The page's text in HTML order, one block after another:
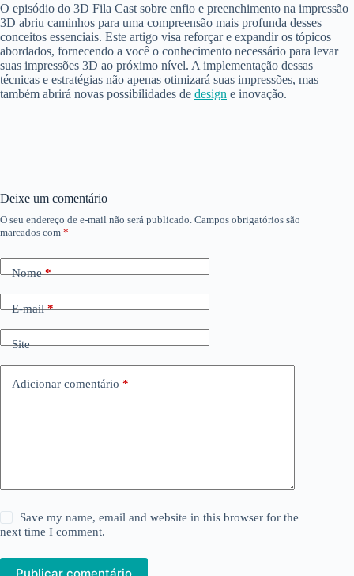
O episódio do 3D Fila Cast sobre enfio e preenchimento na impressão
3D abriu caminhos para uma compreensão mais profunda desses
conceitos essenciais. Este artigo visa reforçar e expandir os tópicos
abordados, fornecendo a você o conhecimento necessário para levar
suas impressões 3D ao próximo nível. A implementação dessas
técnicas e estratégias não apenas otimizará suas impressões, mas
também abrirá novas possibilidades de design e inovação.
Deixe um comentário
O seu endereço de e-mail não será publicado. Campos obrigatórios são
marcados com *
Nome*
E-mail*
Site
Adicionar comentário *
Save my name, email and website in this browser for the
next time I comment.